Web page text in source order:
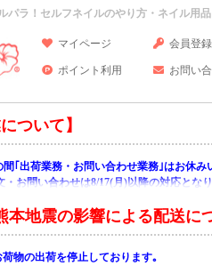
パラ！セルフネイルのやり方・ネイル用
マイページ 会員登録
ポイント利用 お問い
ついて】
間｢出荷業務・お問い合わせ業務｣はお休み
・お問い合わせは8/17(月)以降の対応とな
本地震の影響による配送に
物の出荷を停止しております｡